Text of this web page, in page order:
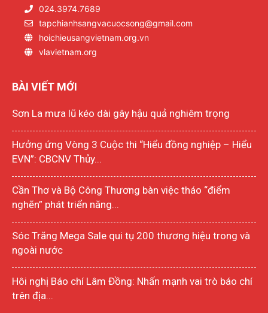
024.3974.7689
tapchianhsangvacuocsong@gmail.com
hoichieusangvietnam.org.vn
vlavietnam.org
BÀI VIẾT MỚI
Sơn La mưa lũ kéo dài gây hậu quả nghiêm trọng
Hưởng ứng Vòng 3 Cuộc thi “Hiểu đồng nghiệp – Hiểu
EVN”: CBCNV Thủy...
Cần Thơ và Bộ Công Thương bàn việc tháo “điểm
nghẽn” phát triển năng...
Sóc Trăng Mega Sale qui tụ 200 thương hiệu trong và
ngoài nước
Hôi nghị Báo chí Lâm Đồng: Nhấn mạnh vai trò báo chí
trên địa...